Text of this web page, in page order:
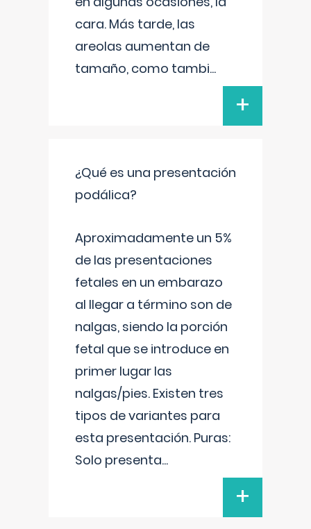
cara. Más tarde, las
areolas aumentan de
tamaño, como tambi...
+
¿Qué es una presentación
podálica?
Aproximadamente un 5%
de las presentaciones
fetales en un embarazo
al llegar a término son de
nalgas, siendo la porción
fetal que se introduce en
primer lugar las
nalgas/pies. Existen tres
tipos de variantes para
esta presentación. Puras:
Solo presenta...
+